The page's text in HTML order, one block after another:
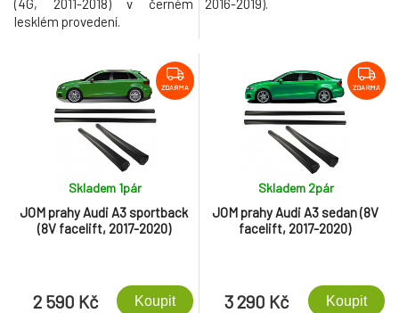
(4G, 2011-2018) v černém
lesklém provedení.
2016-2019).
ZDARMA
JOM prahy Audi A3 sportback
(8V facelift, 2017-2020)
Skladem 1pár
2 590 Kč Koupit
ZDARMA
JOM prahy Audi A3 sedan (8V
facelift, 2017-2020)
Skladem 2pár
3 290 Kč Koupit